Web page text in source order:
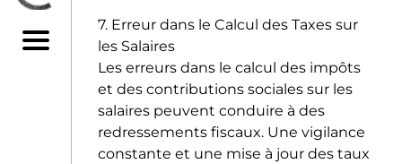
D’EXPERTISE-COMPTABLE :
NOTRE BLOG
NOUS CONTACTER
7. Erreur dans le Calcul des Taxes sur
les Salaires
Les erreurs dans le calcul des impôts
et des contributions sociales sur les
salaires peuvent conduire à des
redressements fiscaux. Une vigilance
constante et une mise à jour des taux